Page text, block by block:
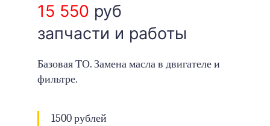
15 550 руб
запчасти и работы
Базовая ТО. Замена масла в двигателе и
фильтре.
1500 рублей